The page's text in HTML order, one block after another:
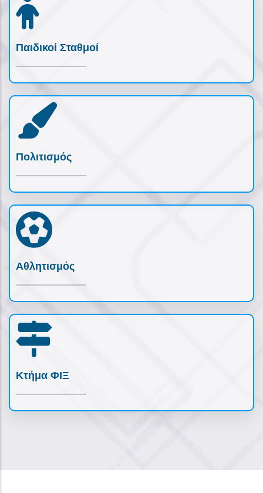
Παιδικοί Σταθμοί
Πολιτισμός
Αθλητισμός
Κτήμα ΦΙΞ